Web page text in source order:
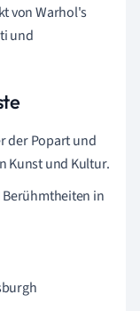
von Warhol's
und
der Popart und
Kunst und Kultur.
Berühmtheiten in